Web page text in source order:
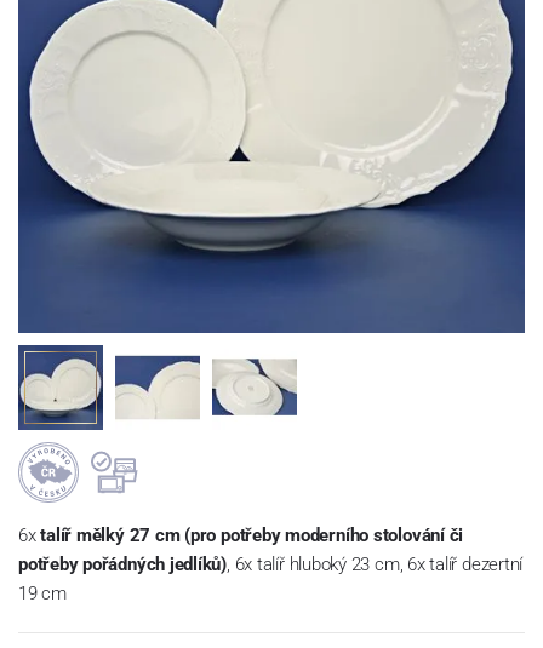
6xtalíř mělký 27 cm (pro potřeby moderního stolování či
potřeby pořádných jedlíků), 6x talíř hluboký 23 cm, 6x talíř dezertní
19 cm